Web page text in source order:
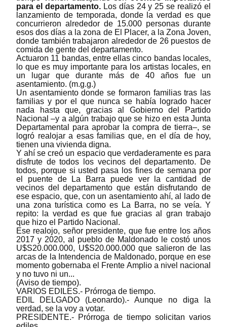
para el departamento.Los días 24 y 25 se realizó el
lanzamiento de temporada, donde la verdad es que
concurrieron alrededor de 15.000 personas durante
esos dos días a la zona de El Placer, a la Zona Joven,
donde también trabajaron alrededor de 26 puestos de
comida de gente del departamento.
Actuaron 11 bandas, entre ellas cinco bandas locales,
lo que es muy importante para los artistas locales, en
un lugar que durante más de 40 años fue un
asentamiento. (m.g.g.)
Un asentamiento donde se formaron familias tras las
familias y por el que nunca se había logrado hacer
nada hasta que, gracias al Gobierno del Partido
Nacional ‒y a algún trabajo que se hizo en esta Junta
Departamental para aprobar la compra de tierra‒, se
logró realojar a esas familias que, en el día de hoy,
tienen una vivienda digna.
Y ahí se creó un espacio que verdaderamente es para
disfrute de todos los vecinos del departamento. De
todos, porque si usted pasa los fines de semana por
el puente de La Barra puede ver la cantidad de
vecinos del departamento que están disfrutando de
ese espacio, que, con un asentamiento ahí, al lado de
una zona turística como es La Barra, no se veía. Y
repito: la verdad es que fue gracias al gran trabajo
que hizo el Partido Nacional.
Ese realojo, señor presidente, que fue entre los años
2017 y 2020, al pueblo de Maldonado le costó unos
U$S20.000.000, U$S20.000.000 que salieron de las
arcas de la Intendencia de Maldonado, porque en ese
momento gobernaba el Frente Amplio a nivel nacional
y no tuvo ni un...
(Aviso de tiempo).
VARIOS EDILES.- Prórroga de tiempo.
EDIL DELGADO (Leonardo).- Aunque no diga la
verdad, se la voy a votar.
PRESIDENTE.- Prórroga de tiempo solicitan varios